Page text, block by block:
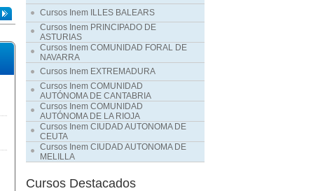
Cursos Inem ILLES BALEARS
Cursos Inem PRINCIPADO DE
ASTURIAS
Cursos Inem COMUNIDAD FORAL DE
NAVARRA
Cursos Inem EXTREMADURA
Cursos Inem COMUNIDAD
AUTÓNOMA DE CANTABRIA
Cursos Inem COMUNIDAD
AUTÓNOMA DE LA RIOJA
Cursos Inem CIUDAD AUTONOMA DE
CEUTA
Cursos Inem CIUDAD AUTONOMA DE
MELILLA
Cursos Destacados